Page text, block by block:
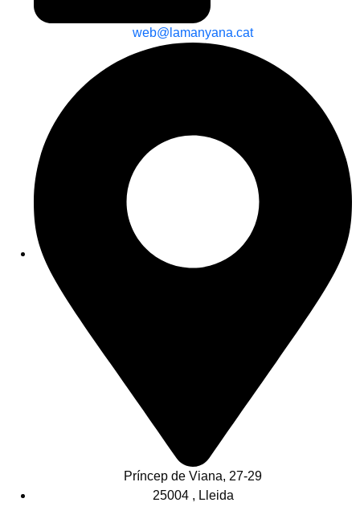
web@lamanyana.cat
Príncep de Viana, 27-29
25004 , Lleida